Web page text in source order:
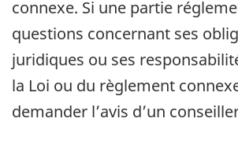
connexe. Si une partie
questions concernant ses
juridiques ou ses
la Loi ou du règlement
demander l’avis d’un